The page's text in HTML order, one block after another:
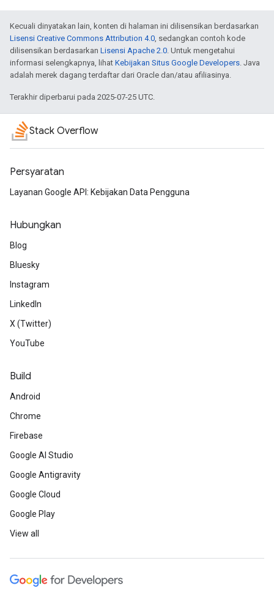
Kecuali dinyatakan lain, konten di halaman ini dilisensikan berdasarkan
Lisensi Creative Commons Attribution 4.0, sedangkan contoh kode
dilisensikan berdasarkan Lisensi Apache 2.0. Untuk mengetahui
informasi selengkapnya, lihat Kebijakan Situs Google Developers. Java
adalah merek dagang terdaftar dari Oracle dan/atau afiliasinya.
Terakhir diperbarui pada 2025-07-25 UTC.
Stack Overflow
Persyaratan
Layanan Google API: Kebijakan Data Pengguna
Hubungkan
Blog
Bluesky
Instagram
LinkedIn
X (Twitter)
YouTube
Build
Android
Chrome
Firebase
Google AI Studio
Google Antigravity
Google Cloud
Google Play
View all